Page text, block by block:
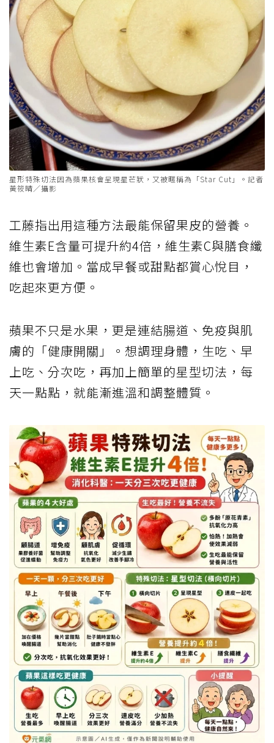
星形特殊切法因為蘋果核會呈現星芒狀，又被暱稱為「Star Cut」。記者
黃筱晴／攝影
工藤指出用這種方法最能保留果皮的營養。
維生素E含量可提升約4倍，維生素C與膳食纖
維也會增加。當成早餐或甜點都賞心悅目，
吃起來更方便。
蘋果不只是水果，更是連結腸道、免疫與肌
膚的「健康開關」。想調理身體，生吃、早
上吃、分次吃，再加上簡單的星型切法，每
天一點點，就能漸進溫和調整體質。